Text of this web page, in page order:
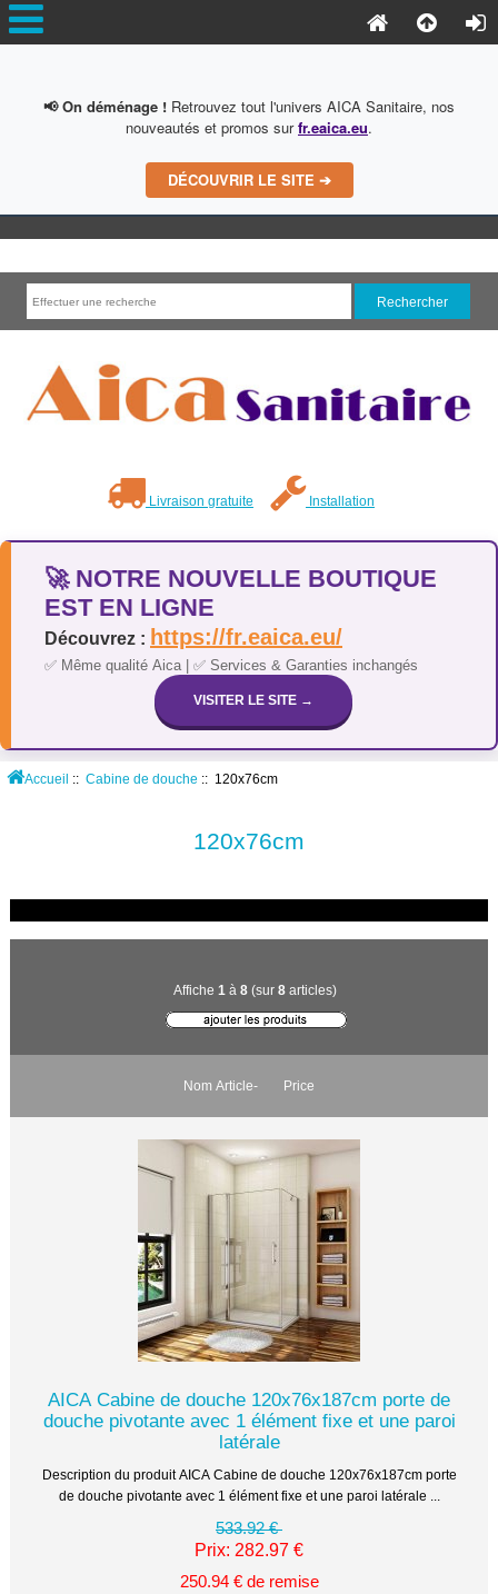
📢 On déménage ! Retrouvez tout l'univers AICA Sanitaire, nos
nouveautés et promos surfr.eaica.eu.
DÉCOUVRIR LE SITE ➔
Livraison gratuite Installation
🚀 NOTRE NOUVELLE BOUTIQUE
EST EN LIGNE
Découvrez : https://fr.eaica.eu/
✅ Même qualité Aica | ✅ Services & Garanties inchangés
VISITER LE SITE →
Accueil :: Cabine de douche :: 120x76cm
120x76cm
Affiche 1 à 8(sur 8articles)
Nom Article- Price
AICA Cabine de douche 120x76x187cm porte de
douche pivotante avec 1 élément fixe et une paroi
latérale
Description du produit AICA Cabine de douche 120x76x187cm porte
de douche pivotante avec 1 élément fixe et une paroi latérale ...
533.92 €
Prix: 282.97 €
250.94 € de remise